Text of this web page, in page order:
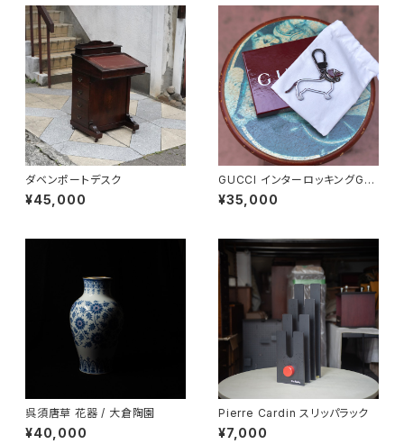
ダベンポートデスク
¥45,000
GUCCI インターロッキングGド
ッグ キーホルダー
¥35,000
呉須唐草 花器 / 大倉陶園
¥40,000
Pierre Cardin スリッパラック
¥7,000